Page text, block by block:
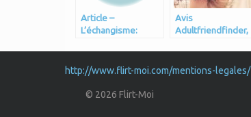
Article –
L’échangisme:
Avis
Adultfriendfinder,
rencontres sans
tabou
http://www.flirt-moi.com/mentions-legales/
© 2026 Flirt-Moi